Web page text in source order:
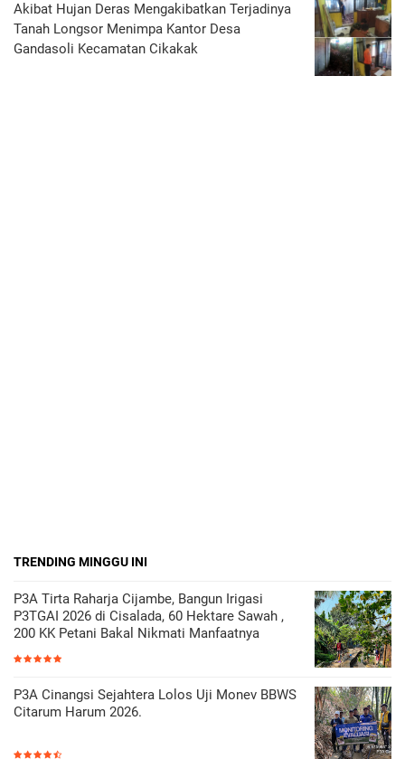
Akibat Hujan Deras Mengakibatkan Terjadinya
Tanah Longsor Menimpa Kantor Desa
Gandasoli Kecamatan Cikakak
TRENDING MINGGU INI
P3A Tirta Raharja Cijambe, Bangun Irigasi
P3TGAI 2026 di Cisalada, 60 Hektare Sawah ,
200 KK Petani Bakal Nikmati Manfaatnya
P3A Cinangsi Sejahtera Lolos Uji Monev BBWS
Citarum Harum 2026.